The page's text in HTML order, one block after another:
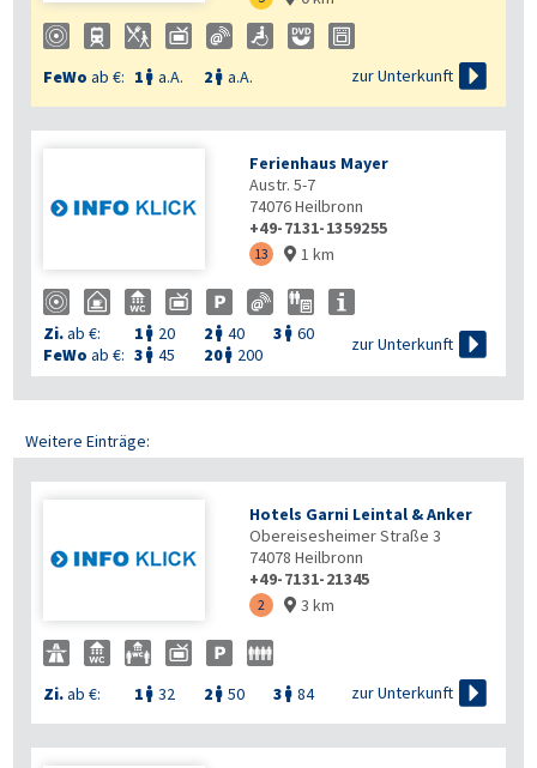
FeWo ab €: 1  a.A. 2  a.A. zur Unterkunft 
Ferienhaus Mayer
Austr. 5-7
74076Heilbronn
+49-7131-1359255
13  1 km
Zi.ab €: 1  20 2  40 3  60
FeWo ab €: 3  45 20 200
zur Unterkunft 
Weitere Einträge:
Hotels Garni Leintal & Anker
Obereisesheimer Straße 3
74078 Heilbronn
+49-7131-21345
2  3 km
Zi.ab €: 1  32 2  50 3  84 zur Unterkunft 